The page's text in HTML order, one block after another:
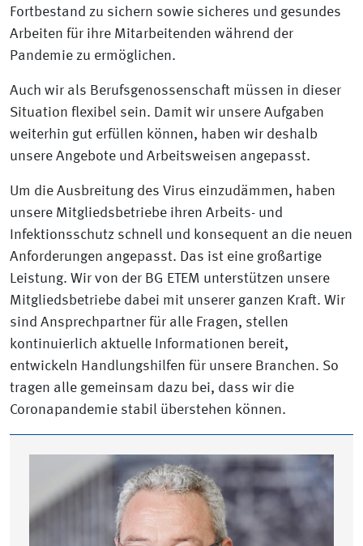
Fortbestand zu sichern sowie sicheres und gesundes
Arbeiten für ihre Mitarbeitenden während der
Pandemie zu ermöglichen.
Auch wir als Berufsgenossenschaft müssen in dieser
Situation flexibel sein. Damit wir unsere Aufgaben
weiterhin gut erfüllen können, haben wir deshalb
unsere Angebote und Arbeitsweisen angepasst.
Um die Ausbreitung des Virus einzudämmen, haben
unsere Mitgliedsbetriebe ihren Arbeits- und
Infektionsschutz schnell und konsequent an die neuen
Anforderungen angepasst. Das ist eine großartige
Leistung. Wir von der BG ETEM unterstützen unsere
Mitgliedsbetriebe dabei mit unserer ganzen Kraft. Wir
sind Ansprechpartner für alle Fragen, stellen
kontinuierlich aktuelle Informationen bereit,
entwickeln Handlungshilfen für unsere Branchen. So
tragen alle gemeinsam dazu bei, dass wir die
Coronapandemie stabil überstehen können.